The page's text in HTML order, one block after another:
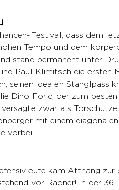
Festival, dass dem
Tempo und dem
stand permanent unter
Paul Klimitsch die ersten
seinen idealen Stanglpass
Dino Foric, der zum
zwar als
mit einem
vorbei.
kam Attnang zur
vor Radner! In der 36.